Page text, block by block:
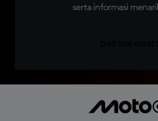
serta informasi